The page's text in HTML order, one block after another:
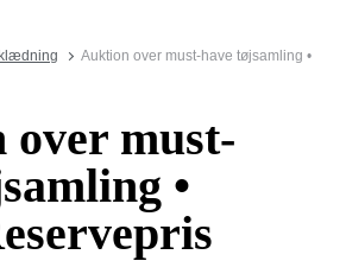
Auktion over must-have tøjsamling •
must-
•